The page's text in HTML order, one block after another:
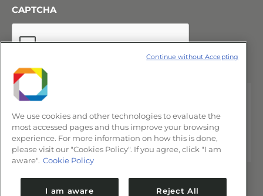
CAPTCHA
We use cookies and other technologies to evaluate the
most accessed pages and thus improve your browsing
experience. For more information on how this is done,
please visit our "Cookies Policy". If you agree, click "I am
aware". Cookie Policy
I am aware Reject All
Continue without Accepting